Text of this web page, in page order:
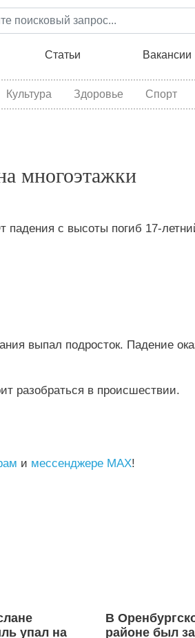
Перейти
к
содержанию
Статьи Вакансии
Культура Здоровье Спорт
многоэтажки
с высоты погиб 17-
выпал подросток. Падение
разобраться в происшествии.
и мессенджере MAX!
упал на
В
районе был